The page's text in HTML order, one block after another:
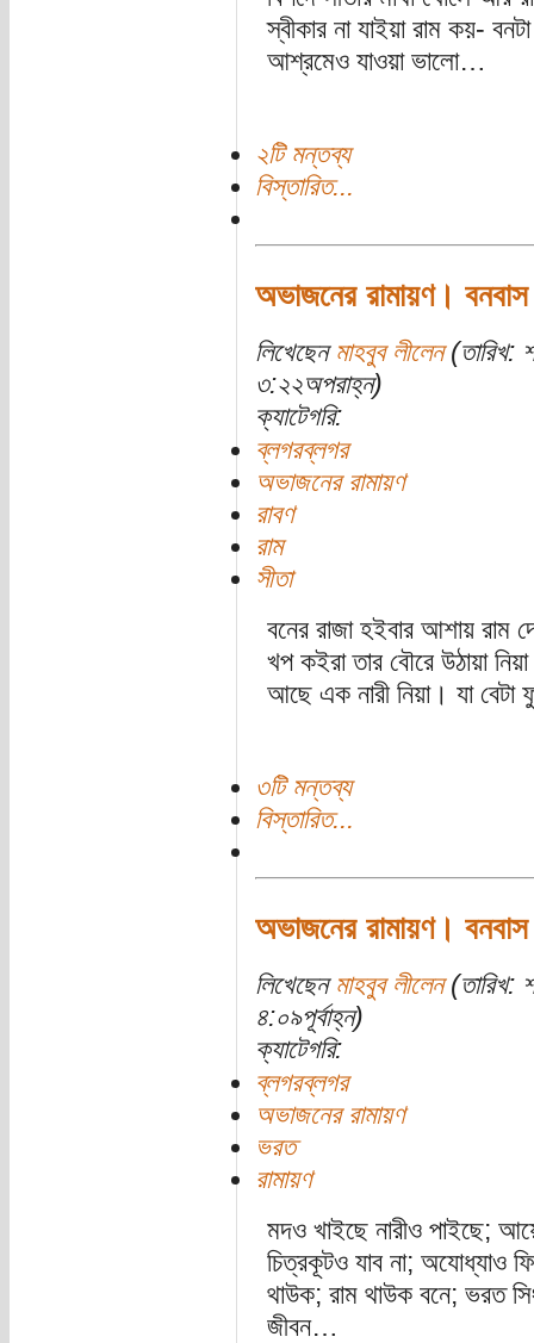
স্বীকার না যাইয়া রাম কয়-
আশ্রমেও যাওয়া ভালো…
২টি মন্তব্য
বিস্তারিত...
অভাজনের রামায়ণ।
লিখেছেন মাহবুব লীলেন(তারিখ:
৩:২২অপরাহ্ন)
ক্যাটেগরি:
ব্লগরব্লগর
অভাজনের রামায়ণ
রাবণ
রাম
সীতা
বনের রাজা হইবার আশায় রাম
খপ কইরা তার বৌরে উঠায়া
আছে এক নারী নিয়া। যা
৩টি মন্তব্য
বিস্তারিত...
অভাজনের রামায়ণ।
লিখেছেন মাহবুব লীলেন(তারিখ:
৪:০৯পূর্বাহ্ন)
ক্যাটেগরি:
ব্লগরব্লগর
অভাজনের রামায়ণ
ভরত
রামায়ণ
মদও খাইছে নারীও পাইছে;
চিত্রকূটও যাব না; অযোধ্যাও
থাউক; রাম থাউক বনে; ভরত
জীবন…